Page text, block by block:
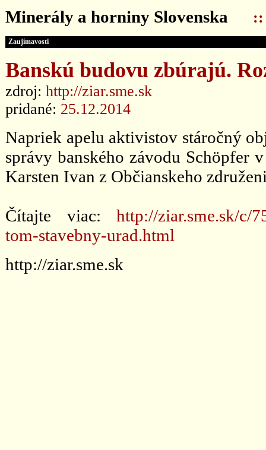
Minerály a horniny Slovenska ::
Zaujímavosti
Banskú budovu zbúrajú.
zdroj: http://ziar.sme.sk
pridané: 25.12.2014
Napriek apelu aktivistov stáročný
správy banského závodu Schöpfer
Karsten Ivan z Občianskeho
Čítajte viac: http://ziar.sme.sk/c/
tom-stavebny-urad.html
http://ziar.sme.sk